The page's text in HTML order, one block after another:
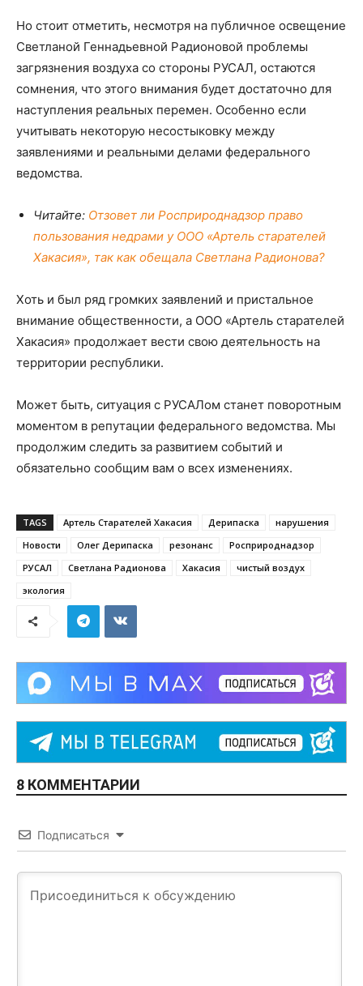
Но стоит отметить, несмотря на публичное освещение
Светланой Геннадьевной Радионовой проблемы
загрязнения воздуха со стороны РУСАЛ, остаются
сомнения, что этого внимания будет достаточно для
наступления реальных перемен. Особенно если
учитывать некоторую несостыковку между
заявлениями и реальными делами федерального
ведомства.
Читайте: Отзовет ли Росприроднадзор право
пользования недрами у ООО «Артель старателей
Хакасия», так как обещала Светлана Радионова?
Хоть и был ряд громких заявлений и пристальное
внимание общественности, а ООО «Артель старателей
Хакасия» продолжает вести свою деятельность на
территории республики.
Может быть, ситуация с РУСАЛом станет поворотным
моментом в репутации федерального ведомства. Мы
продолжим следить за развитием событий и
обязательно сообщим вам о всех изменениях.
TAGS Артель Старателей Хакасия Дерипаска
нарушения
Новости
Олег Дерипаска резонанс
Росприроднадзор
РУСАЛ
Светлана Радионова Хакасия
чистый воздух
экология
8 КОММЕНТАРИИ
Подписаться